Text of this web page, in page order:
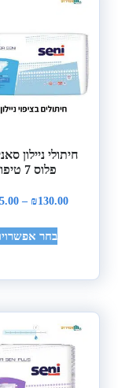
חיתולי ניילון
פלוס 7 טיפות
₪130.00
–
בחר